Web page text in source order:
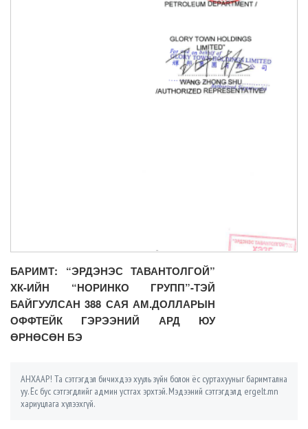
БАРИМТ: “ЭРДЭНЭС ТАВАНТОЛГОЙ”
ХК-ИЙН “НОРИНКО ГРУПП”-ТЭЙ
БАЙГУУЛСАН 388 САЯ АМ.ДОЛЛАРЫН
ОФФТЕЙК ГЭРЭЭНИЙ АРД ЮУ
ӨРНӨСӨН БЭ
АНХААР! Та сэтгэгдэл бичихдээ хууль зүйн болон ёс суртахууныг баримтална
уу. Ёс бус сэтгэгдлийг админ устгах эрхтэй. Мэдээний сэтгэгдэлд ergelt.mn
хариуцлага хүлээхгүй.